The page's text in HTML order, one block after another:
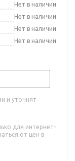
Нет в наличии
Нет в наличии
Нет в наличии
Нет в наличии
и уточнят
для интернет-
от цен в